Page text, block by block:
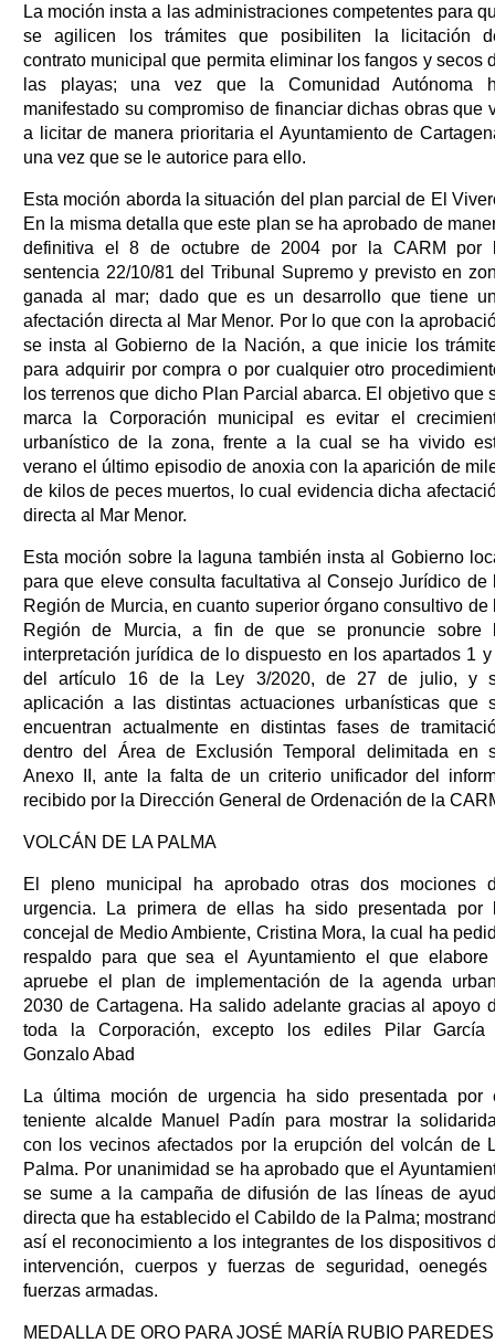
La moción insta a las administraciones competentes para
se agilicen los trámites que posibiliten la licitación
contrato municipal que permita eliminar los fangos y secos
las playas; una vez que la Comunidad Autónoma
manifestado su compromiso de financiar dichas obras que
a licitar de manera prioritaria el Ayuntamiento de
una vez que se le autorice para ello.
Esta moción aborda la situación del plan parcial de El
En la misma detalla que este plan se ha aprobado de
definitiva el 8 de octubre de 2004 por la CARM por
sentencia 22/10/81 del Tribunal Supremo y previsto en
ganada al mar; dado que es un desarrollo que tiene
afectación directa al Mar Menor. Por lo que con la
se insta al Gobierno de la Nación, a que inicie los
para adquirir por compra o por cualquier otro
los terrenos que dicho Plan Parcial abarca. El objetivo que
marca la Corporación municipal es evitar el
urbanístico de la zona, frente a la cual se ha vivido
verano el último episodio de anoxia con la aparición de
de kilos de peces muertos, lo cual evidencia dicha
directa al Mar Menor.
Esta moción sobre la laguna también insta al Gobierno
para que eleve consulta facultativa al Consejo Jurídico de
Región de Murcia, en cuanto superior órgano consultivo de
Región de Murcia, a fin de que se pronuncie sobre
interpretación jurídica de lo dispuesto en los apartados 1
del artículo 16 de la Ley 3/2020, de 27 de julio, y
aplicación a las distintas actuaciones urbanísticas que
encuentran actualmente en distintas fases de
dentro del Área de Exclusión Temporal delimitada en
Anexo II, ante la falta de un criterio unificador del
recibido por la Dirección General de Ordenación de la
VOLCÁN DE LA PALMA
El pleno municipal ha aprobado otras dos mociones
urgencia. La primera de ellas ha sido presentada por
concejal de Medio Ambiente, Cristina Mora, la cual ha
respaldo para que sea el Ayuntamiento el que
apruebe el plan de implementación de la agenda
2030 de Cartagena. Ha salido adelante gracias al apoyo
toda la Corporación, excepto los ediles Pilar García
Gonzalo Abad
La última moción de urgencia ha sido presentada por
teniente alcalde Manuel Padín para mostrar la
con los vecinos afectados por la erupción del volcán de
Palma. Por unanimidad se ha aprobado que el
se sume a la campaña de difusión de las líneas de
directa que ha establecido el Cabildo de la Palma;
así el reconocimiento a los integrantes de los dispositivos
intervención, cuerpos y fuerzas de seguridad,
fuerzas armadas.
MEDALLA DE ORO PARA JOSÉ MARÍA RUBIO PAREDES